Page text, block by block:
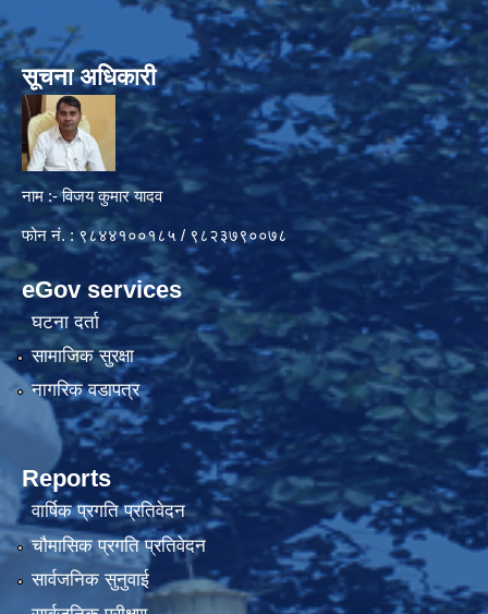
सूचना अधिकारी
नाम :- विजय कुमार यादव
फोन नं. : ९८४४१००१८५ / ९८२३७९००७८
eGov services
घटना दर्ता
सामाजिक सुरक्षा
नागरिक वडापत्र
Reports
वार्षिक प्रगति प्रतिवेदन
चौमासिक प्रगति प्रतिवेदन
सार्वजनिक सुनुवाई